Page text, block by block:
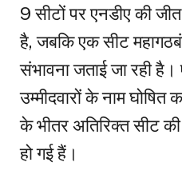
9 सीटों पर एनडीए की
है, जबकि एक सीट
संभावना जताई जा रही
उम्मीदवारों के नाम
के भीतर अतिरिक्त सीट
हो गई हैं।